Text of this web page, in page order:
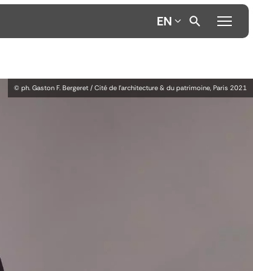
EN
© ph. Gaston F. Bergeret / Cité de l’architecture & du patrimoine, Paris 2021